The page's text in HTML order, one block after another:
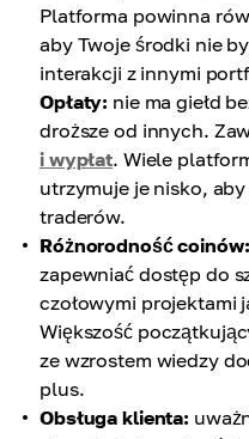
Platforma powinna
aby Twoje środki nie
interakcji z innymi
Opłaty: nie ma giełd
droższe od innych.
i wypłat. Wiele
utrzymuje je nisko,
traderów.
Różnorodność coinów:
zapewniać dostęp do
czołowymi projektami
Większość
ze wzrostem wiedzy
plus.
Obsługa klienta: